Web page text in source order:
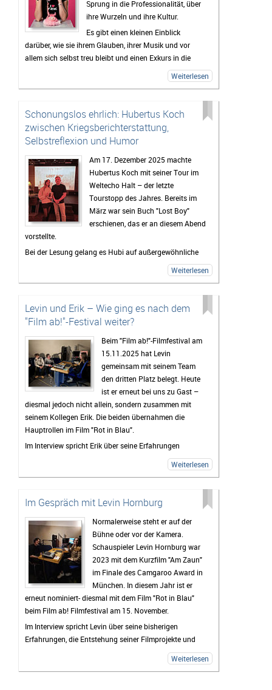
Sprung in die Professionalität, über
ihre Wurzeln und ihre Kultur.
Es gibt einen kleinen Einblick
darüber, wie sie ihrem Glauben, ihrer Musik und vor
allem sich selbst treu bleibt und einen Exkurs in die
Welt der Love Languages und welche Person ihr über
Infos dazu gibt’s im Interview – hört gerne mal rein!)
Weiterlesen
Schonungslos ehrlich: Hubertus Koch
zwischen Kriegsberichterstattung,
Selbstreflexion und Humor
Am 17. Dezember 2025 machte
Hubertus Koch mit seiner Tour im
Weltecho Halt – der letzte
Tourstopp des Jahres. Bereits im
März war sein Buch "Lost Boy"
erschienen, das er an diesem Abend
vorstellte.
Bei der Lesung gelang es Hubi auf außergewöhnliche
Weise, schwere und hochrelevante Themen wie seine
Erfahrungen als Kriegsreporter, Sucht und Konsens mit
Publikumsinteraktion aufzulockern. Die Veranstaltung
spiegelte genau das wider, was auch sein Buch
ausmacht: schonungslose Ehrlichkeit, Authentizität
und eine große Portion Unterhaltungswert.
Vor der Lesung hatte ich die Gelegenheit, Hubertus
Koch zu einem Interview zu treffen und mit ihm über die
Entstehung von "Lost Boy" sowie seine persönlichen
Gedanken und Intentionen hinter dem Buch zu
sprechen. Dabei ging es unter anderem um
Schubladendenken, Arbeit und die Medienwelt, Musik –
und viele weitere spannende und kontroverse Themen.
Weiterlesen
Levin und Erik – Wie ging es nach dem
"Film ab!"-Festival weiter?
Beim "Film ab!"-Filmfestival am
15.11.2025 hat Levin
gemeinsam mit seinem Team
den dritten Platz belegt. Heute
ist er erneut bei uns zu Gast –
diesmal jedoch nicht allein, sondern zusammen mit
seinem Kollegen Erik. Die beiden übernahmen die
Hauptrollen im Film "Rot in Blau".
Im Interview spricht Erik über seine Erfahrungen
während der Dreharbeiten und gibt spannende
Einblicke hinter die Kulissen des Projekts. Gemeinsam
ihren Highlights beim Festival und von zukünftigen
Filmprojekten, an denen sie derzeit arbeiten.
Weiterlesen
Im Gespräch mit Levin Hornburg
Normalerweise steht er auf der
Bühne oder vor der Kamera.
Schauspieler Levin Hornburg war
2023 mit dem Kurzfilm "Am Zaun"
im Finale des Camgaroo Award in
München. In diesem Jahr ist er
erneut nominiert- diesmal mit dem Film "Rot in Blau"
beim Film ab! Filmfestival am 15. November.
Im Interview spricht Levin über seine bisherigen
Erfahrungen, die Entstehung seiner Filmprojekte und
Weiterlesen